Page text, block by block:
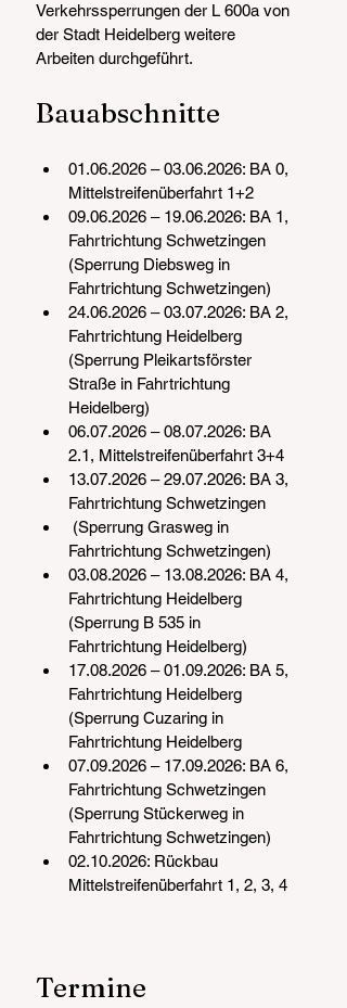
Verkehrssperrungen der L 600a von
der Stadt Heidelberg weitere
Arbeiten durchgeführt.
Bauabschnitte
01.06.2026 – 03.06.2026: BA 0,
Mittelstreifenüberfahrt 1+2
09.06.2026 – 19.06.2026: BA 1,
Fahrtrichtung Schwetzingen
(Sperrung Diebsweg in
Fahrtrichtung Schwetzingen)
24.06.2026 – 03.07.2026: BA 2,
Fahrtrichtung Heidelberg
(Sperrung Pleikartsförster
Straße in Fahrtrichtung
Heidelberg)
06.07.2026 – 08.07.2026: BA
2.1, Mittelstreifenüberfahrt 3+4
13.07.2026 – 29.07.2026: BA 3,
Fahrtrichtung Schwetzingen
(Sperrung Grasweg in
Fahrtrichtung Schwetzingen)
03.08.2026 – 13.08.2026: BA 4,
Fahrtrichtung Heidelberg
(Sperrung B 535 in
Fahrtrichtung Heidelberg)
17.08.2026 – 01.09.2026: BA 5,
Fahrtrichtung Heidelberg
(Sperrung Cuzaring in
Fahrtrichtung Heidelberg
07.09.2026 – 17.09.2026: BA 6,
Fahrtrichtung Schwetzingen
(Sperrung Stückerweg in
Fahrtrichtung Schwetzingen)
02.10.2026: Rückbau
Mittelstreifenüberfahrt 1, 2, 3, 4
Termine